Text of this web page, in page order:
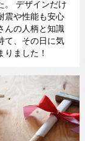
。 デザインだけ
震や性能も安心
んの人柄と知識
て、その日に気
りました！